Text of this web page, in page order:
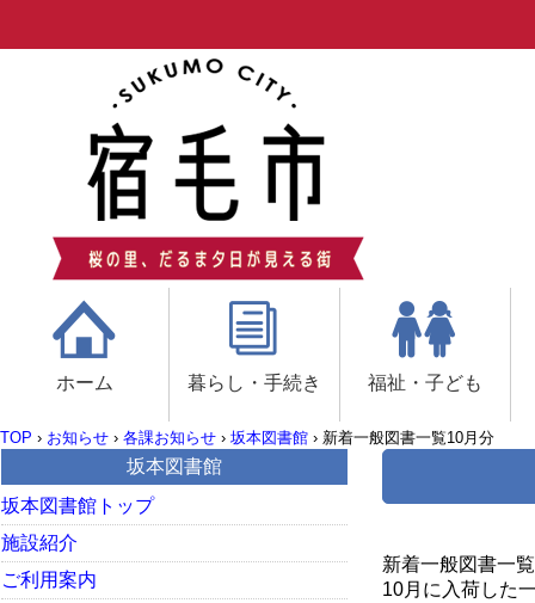
ホーム 暮らし・手続き 福祉・子ども
TOP › お知らせ › 各課お知らせ › 坂本図書館 › 新着一般図書一覧10月分
新着一般図書一
10月に入荷した
坂本図書館
坂本図書館トップ
施設紹介
ご利用案内